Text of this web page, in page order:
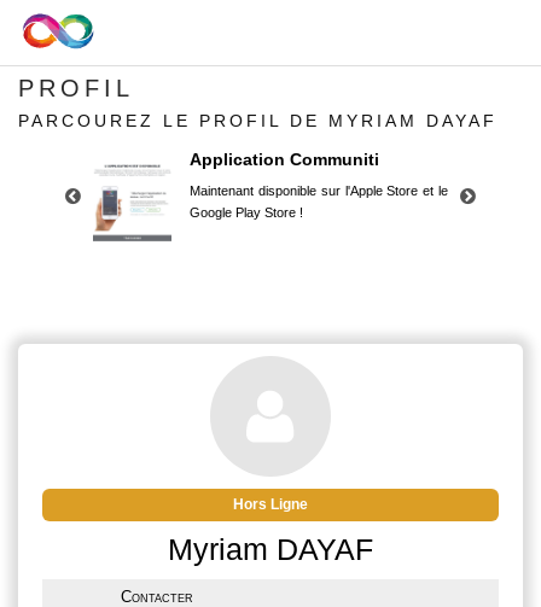
PROFIL
PARCOUREZ LE PROFIL DE MYRIAM DAYAF
Application Communiti
Maintenant disponible sur l'Apple Store et le
Google Play Store !
Google Play Store !
Hors Ligne
Myriam DAYAF
Contacter